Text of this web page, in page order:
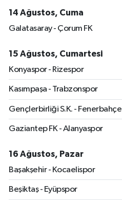
14 Ağustos, Cuma
Galatasaray - Çorum FK
15 Ağustos, Cumartesi
Konyaspor - Rizespor
Kasımpaşa - Trabzonspor
Gençlerbirliği S.K. - Fenerbahçe
Gaziantep FK - Alanyaspor
16 Ağustos, Pazar
Başakşehir - Kocaelispor
Beşiktaş - Eyüpspor